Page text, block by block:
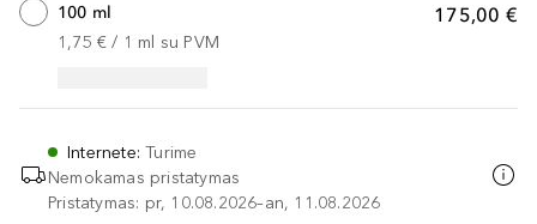
175,00 €
100 ml
1,75 € / 1 ml su PVM
Internete:Turime
Nemokamas pristatymas
Pristatymas: pr, 10.08.2026–an, 11.08.2026